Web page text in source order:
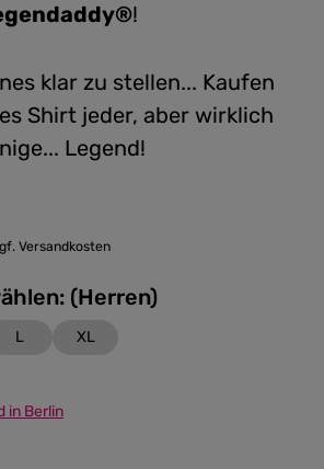
!
klar zu stellen... Kaufen
Shirt jeder, aber wirklich
Legend!
Versandkosten
Bitte Größe wählen: (Herren)
L XL